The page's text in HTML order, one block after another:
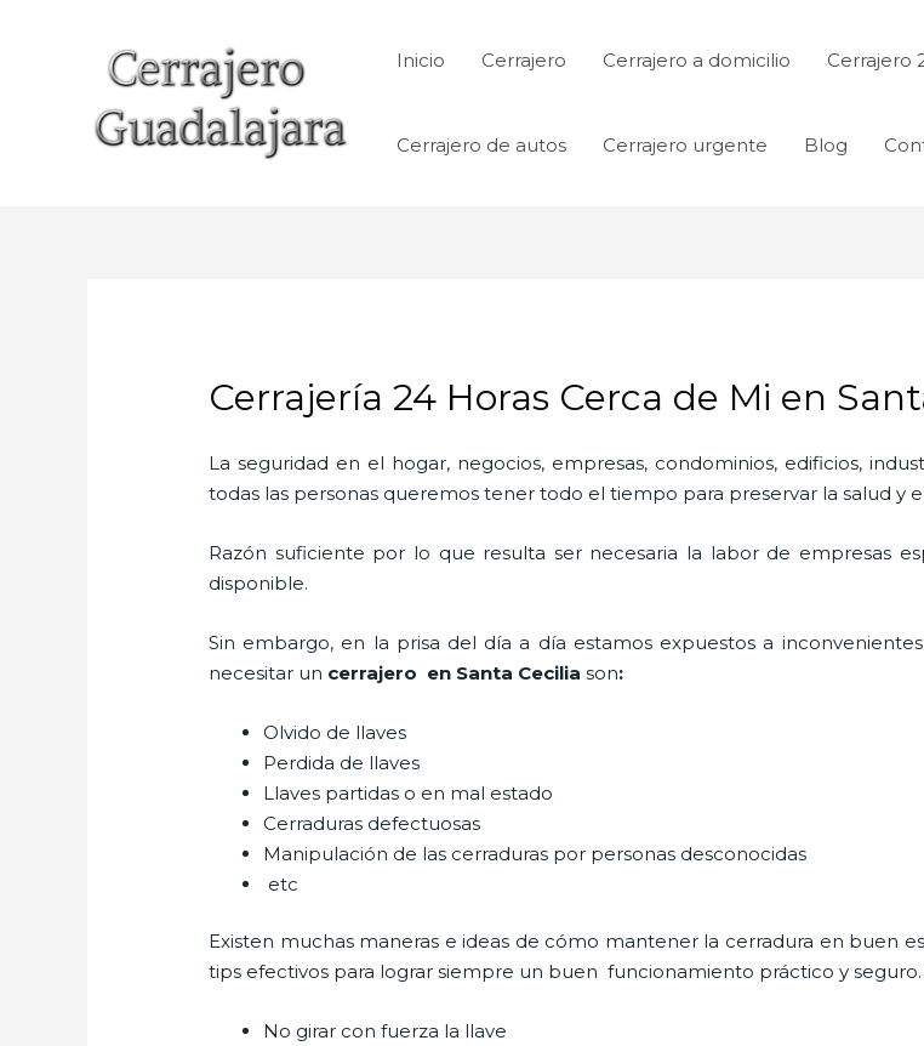
Inicio Cerrajero Cerrajero a domicilio Cerrajero
Cerrajero de autos Cerrajero urgente Blog
Cerrajería 24 Horas Cerca de Mi en
La seguridad en el hogar, negocios, empresas, condominios, edificios,
todas las personas queremos tener todo el tiempo para preservar la salud y
Razón suficiente por lo que resulta ser necesaria la labor de empresas
disponible.
Sin embargo, en la prisa del día a día estamos expuestos a
necesitar un cerrajero en Santa Cecilia son:
Olvido de llaves
Perdida de llaves
Llaves partidas o en mal estado
Cerraduras defectuosas
Manipulación de las cerraduras por personas desconocidas
etc
Existen muchas maneras e ideas de cómo mantener la cerradura en buen
tips efectivos para lograr siempre un buen funcionamiento práctico y
No girar con fuerza la llave